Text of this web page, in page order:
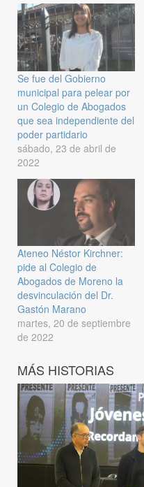
Se fue del Gobierno
municipal para pelear por
un Colegio de Abogados
que sea independiente del
poder partidario
sábado, 23 de abril de
2022
Ateneo Néstor Kirchner:
pide al Colegio de
Abogados de Moreno la
desvinculación del Dr.
Gastón Marano
martes, 20 de septiembre
de 2022
MÁS HISTORIAS